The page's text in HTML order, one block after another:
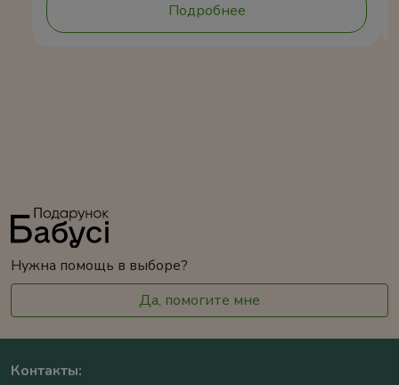
Подробнее
Нужна помощь в выборе?
Да, помогите мне
Контакты: